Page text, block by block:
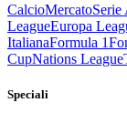
CalcioMercatoSerie
LeagueEuropa
ItalianaFormula 1
CupNations League
Speciali